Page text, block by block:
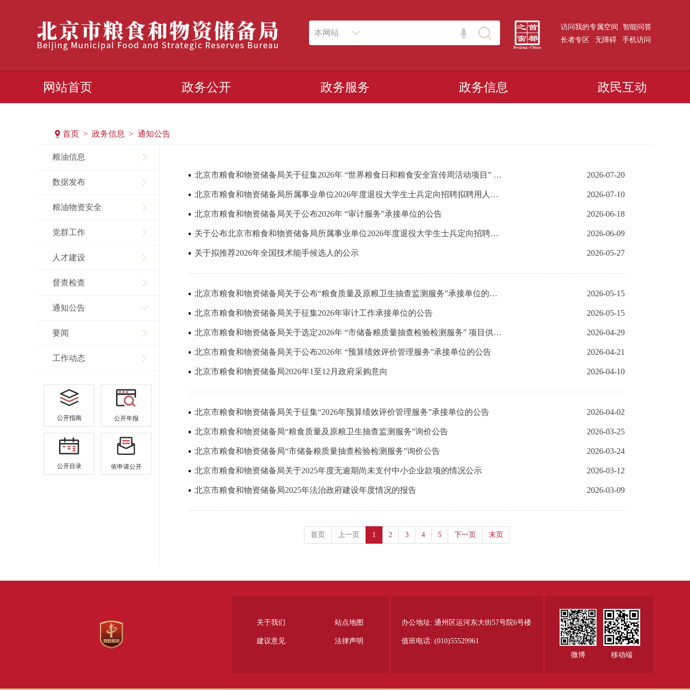
本网站
访问我的专属空间
智能问答
长者专区
无障碍 手机访问
网站首页 政务公开 政务服务 政务信息 政民互动
首页 > 政务信息 > 通知公告
粮油信息
数据发布
粮油物资安全
党群工作
人才建设
督查检查
通知公告
要闻
工作动态
公开指南 公开年报
公开目录 依申请公开
北京市粮食和物资储备局关于征集2026年 “世界粮食日和粮食安全宣传周活动项目” 承接单位的公告 2026-07-20
北京市粮食和物资储备局所属事业单位2026年度退役大学生士兵定向招聘拟聘用人员名单公示 2026-07-10
北京市粮食和物资储备局关于公布2026年 “审计服务”承接单位的公告 2026-06-18
关于公布北京市粮食和物资储备局所属事业单位2026年度退役大学生士兵定向招聘面试成绩的通知 2026-06-09
关于拟推荐2026年全国技术能手候选人的公示 2026-05-27
北京市粮食和物资储备局关于公布“粮食质量及原粮卫生抽查监测服务”承接单位的公告 2026-05-15
北京市粮食和物资储备局关于征集2026年审计工作承接单位的公告 2026-05-15
北京市粮食和物资储备局关于选定2026年 “市储备粮质量抽查检验检测服务” 项目供应商的结果公告 2026-04-29
北京市粮食和物资储备局关于公布2026年 “预算绩效评价管理服务”承接单位的公告 2026-04-21
北京市粮食和物资储备局2026年1至12月政府采购意向 2026-04-10
北京市粮食和物资储备局关于征集“2026年预算绩效评价管理服务”承接单位的公告 2026-04-02
北京市粮食和物资储备局“粮食质量及原粮卫生抽查监测服务”询价公告 2026-03-25
北京市粮食和物资储备局“市储备粮质量抽查检验检测服务”询价公告 2026-03-24
北京市粮食和物资储备局关于2025年度无逾期尚未支付中小企业款项的情况公示 2026-03-12
北京市粮食和物资储备局2025年法治政府建设年度情况的报告 2026-03-09
首页 上一页 1 2 3 4 5 下一页 末页
微博 移动端
办公地址: 通州区运河东大街57号院6号楼
值班电话: (010)55529961
关于我们 站点地图
建议意见 法律声明